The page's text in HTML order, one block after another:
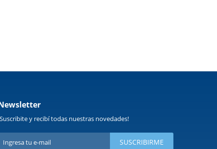
y recibí todas nuestras novedades!
SUSCRIBIRME